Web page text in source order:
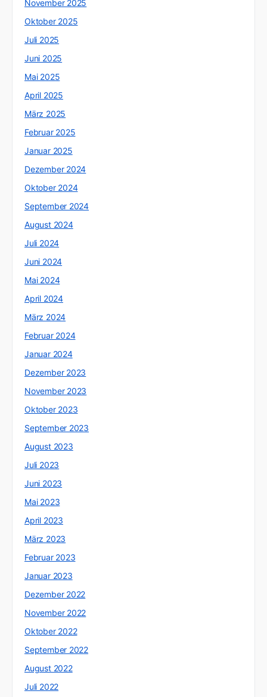
November 2025
Oktober 2025
Juli 2025
Juni 2025
Mai 2025
April 2025
März 2025
Februar 2025
Januar 2025
Dezember 2024
Oktober 2024
September 2024
August 2024
Juli 2024
Juni 2024
Mai 2024
April 2024
März 2024
Februar 2024
Januar 2024
Dezember 2023
November 2023
Oktober 2023
September 2023
August 2023
Juli 2023
Juni 2023
Mai 2023
April 2023
März 2023
Februar 2023
Januar 2023
Dezember 2022
November 2022
Oktober 2022
September 2022
August 2022
Juli 2022